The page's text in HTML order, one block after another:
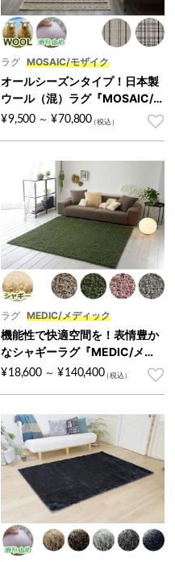
ラグ MOSAIC/モザイク
オールシーズンタイプ！日本製
ウール（混）ラグ『MOSAIC/
モザイク』
¥9,500 ～ ¥ 70,800
ラグ MEDIC/メディック
機能性で快適空間を！表情豊か
なシャギーラグ『MEDIC/メデ
ィック』
¥ 18,600 ～ ¥ 140,400